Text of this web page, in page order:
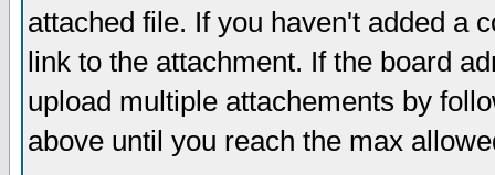
attached file. If you haven't added a
link to the attachment. If the board
upload multiple attachements by
above until you reach the max